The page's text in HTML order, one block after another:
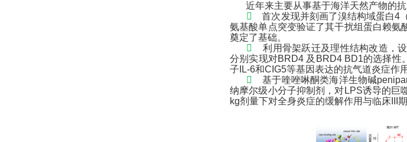
近年来主要从事基于海洋天然产物的

首次发现并刻画了溴结构域蛋白4
氨基酸单点突变验证了其干扰组蛋白赖氨
奠定了基础。

利用骨架跃迁及理性结构改造，
分别实现对BRD4 及 BRD4 BD1的选择性
子 IL-6和CIG5等基因表达的抗气道炎症作

基于喹唑啉酮类海洋生物碱
纳摩尔级小分子抑制剂，对 LPS诱导的巨
kg剂量下对全身炎症的缓解作用与临床